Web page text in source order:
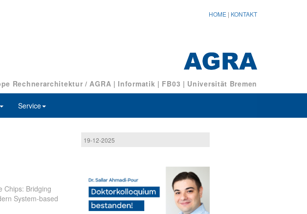
HOME | KONTAKT
Rechnerarchitektur / AGRA | Informatik | FB03 | Universität Bremen
Service
Chips: Bridging
System-based
19-12-2025